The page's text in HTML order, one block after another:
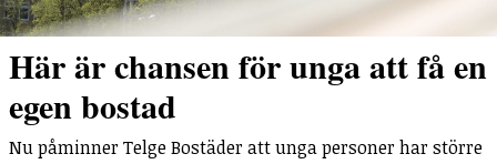
Här är chansen för unga att få en
egen bostad
Nu påminner Telge Bostäder att unga personer har större